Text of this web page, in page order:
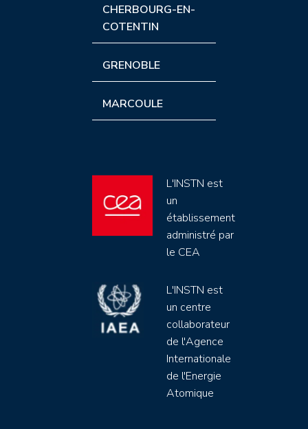
CHERBOURG-EN-
COTENTIN
GRENOBLE
MARCOULE
L'INSTN est
un
établissement
administré par
le CEA
L'INSTN est
un centre
collaborateur
de l'Agence
Internationale
de l'Energie
Atomique